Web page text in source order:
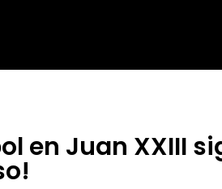
en Juan XXIII